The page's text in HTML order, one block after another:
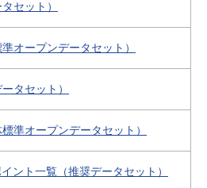
セット）
オープンデータセット）
タセット）
準オープンデータセット）
ント一覧（推奨データセット）